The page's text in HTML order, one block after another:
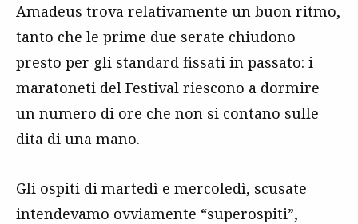
Amadeus trova relativamente un buon ritmo,
tanto che le prime due serate chiudono
presto per gli standard fissati in passato: i
maratoneti del Festival riescono a dormire
un numero di ore che non si contano sulle
dita di una mano.
Gli ospiti di martedì e mercoledì, scusate
intendevamo ovviamente “superospiti”,